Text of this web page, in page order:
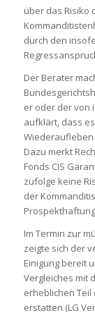
über das Risiko
durch den
Der Berater
er oder der von
aufklärt, dass
Dazu merkt
Fonds CIS
zufolge keine
der
Im Termin zur
zeigte sich der
Einigung bereit
Vergleiches mit
erheblichen Teil
erstatten (LG